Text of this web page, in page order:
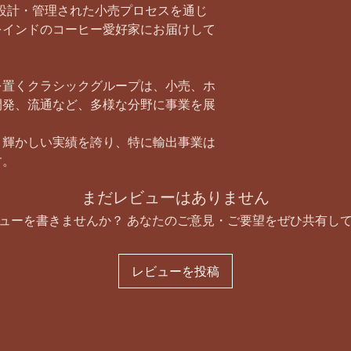
・管理された小売プロセスを通じ
ンドのコーヒー愛好家にお届けして
くクラシックグループは、小売、ホ
、流通など、多様な分野に事業を展
かしい実績を誇り、特に輸出事業は
まだレビューはありません
ーを書きませんか？ あなたのご意見・ご要望をぜひ共有し
レビューを投稿